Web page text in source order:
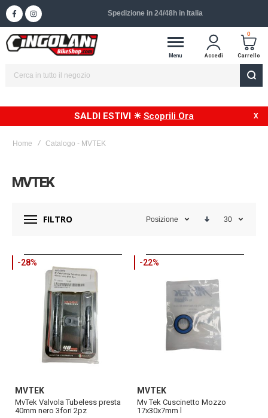
Spedizione in 24/48h in Italia
Menu Accedi
0
Carrello
SALDI ESTIVI ☀ Scoprili Ora
Home Catalogo - MVTEK
MVTEK
FILTRO Posizione 30
-28%
MVTEK
MvTek Valvola Tubeless presta
40mm nero 3fori 2pz
-22%
MVTEK
Mv Tek Cuscinetto Mozzo
17x30x7mm l